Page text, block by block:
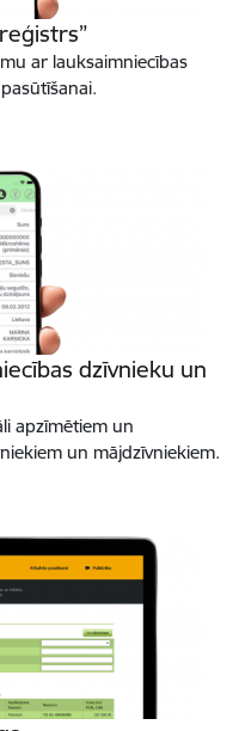
ar lauksaimniecības
dzīvnieku un
apzīmētiem un
un mājdzīvniekiem.